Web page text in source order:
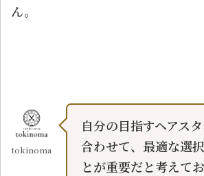
ん。
tokinoma
自分の目指すヘアス
合わせて、最適な選
とが重要だと考えてお